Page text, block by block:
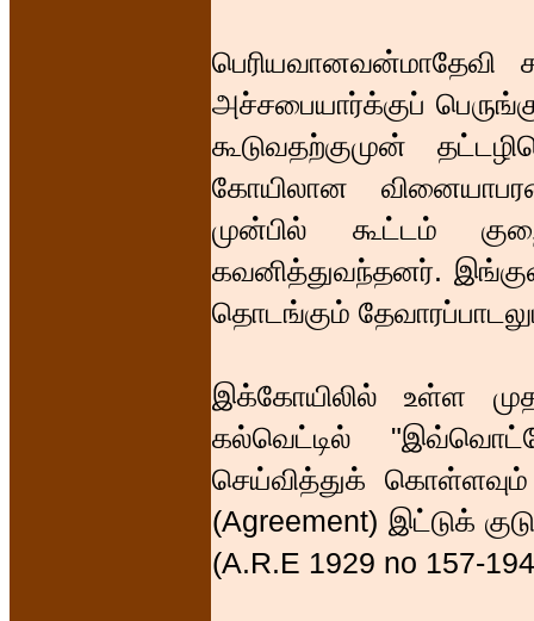
பெரியவானவன்மாதேவி
அச்சபையார்க்குப்
கூடுவதற்குமுன்
கோயிலான
முன்பில் கூட்டம்
கவனித்துவந்தனர்.
தொடங்கும்
இக்கோயிலில் உள்ள
கல்வெட்டில்
செய்வித்துக்
(Agreement) இட்டுக்
(A.R.E 1929 no 157-